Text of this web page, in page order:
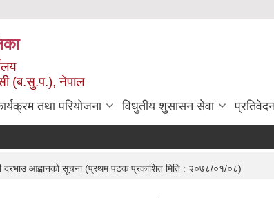
(ब.सु.प.), नेपाल
तथा परियोजना विधुतीय शुसासन सेवा
दरभाउ आह्वानको सूचना (प्रथम पटक प्रकाशित मिति : २०७८/०१/०८)